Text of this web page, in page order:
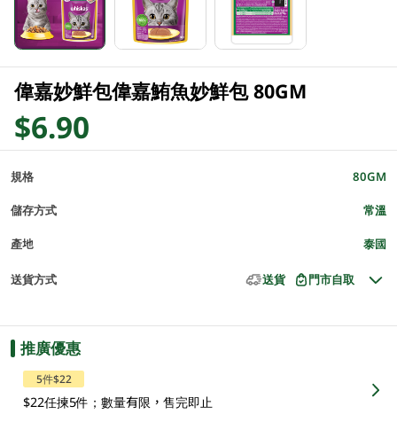
偉嘉妙鮮包偉嘉鮪魚妙鮮包 80GM
$6.90
規格 80GM
儲存方式 常溫
產地 泰國
送貨方式 送貨 門市自取
推廣優惠
5件$22
$22任揀5件；數量有限，售完即止